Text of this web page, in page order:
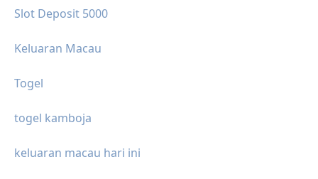
Slot Deposit 5000
Keluaran Macau
Togel
togel kamboja
keluaran macau hari ini